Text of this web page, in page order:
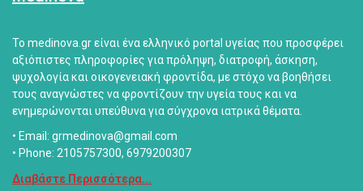
Το medinova.gr είναι ένα ελληνικό portal υγείας που προσφέρει
αξιόπιστες πληροφορίες για πρόληψη, διατροφή, άσκηση,
ψυχολογία και οικογενειακή φροντίδα, με στόχο να βοηθήσει
τους αναγνώστες να φροντίζουν την υγεία τους και να
ενημερώνονται υπεύθυνα για σύγχρονα ιατρικά θέματα.
• Email: grmedinova@gmail.com
• Phone: 2105757300, 6979200307
Διαβάστε Περισσότερα...